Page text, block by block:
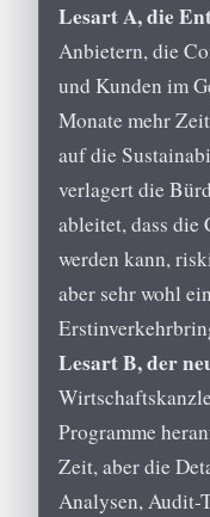
Lesart A, die
Anbietern, die
und Kunden im
Monate mehr
auf die
verlagert die
ableitet, dass
werden kann,
aber sehr wohl
Lesart B, der
Programme
Zeit, aber die
Analysen, Audit-